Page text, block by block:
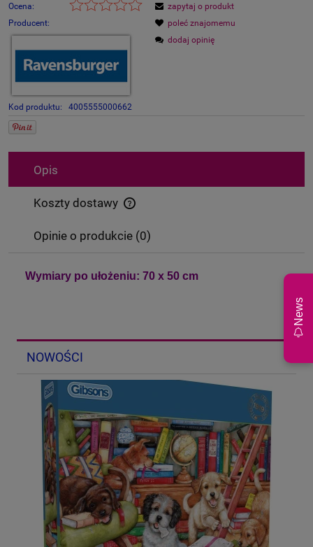
Ocena:
Producent:
Kod produktu: 4005555000662
zapytaj o produkt
poleć znajomemu
dodaj opinię
Opis
Koszty dostawy
Cena nie zawiera ewentualnych kosztów płatności
Opinie o produkcie (0)
Wymiary po ułożeniu: 70 x 50 cm
NOWOŚCI
News